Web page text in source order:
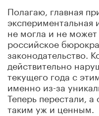
Полагаю, главная
экспериментальная
не могла и не
российское
законодательство.
действительно
текущего года с
именно из-за
Теперь перестали,
таким уж и ценным.